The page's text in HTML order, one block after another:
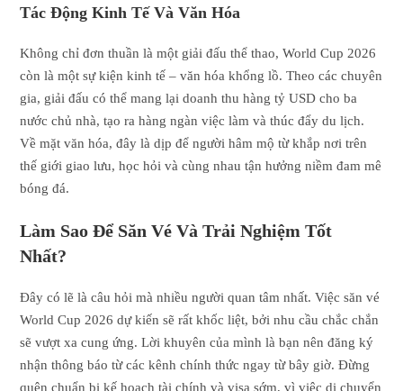
Tác Động Kinh Tế Và Văn Hóa
Không chỉ đơn thuần là một giải đấu thể thao, World Cup 2026
còn là một sự kiện kinh tế – văn hóa khổng lồ. Theo các chuyên
gia, giải đấu có thể mang lại doanh thu hàng tỷ USD cho ba
nước chủ nhà, tạo ra hàng ngàn việc làm và thúc đẩy du lịch.
Về mặt văn hóa, đây là dịp để người hâm mộ từ khắp nơi trên
thế giới giao lưu, học hỏi và cùng nhau tận hưởng niềm đam mê
bóng đá.
Làm Sao Để Săn Vé Và Trải Nghiệm Tốt
Nhất?
Đây có lẽ là câu hỏi mà nhiều người quan tâm nhất. Việc săn vé
World Cup 2026 dự kiến sẽ rất khốc liệt, bởi nhu cầu chắc chắn
sẽ vượt xa cung ứng. Lời khuyên của mình là bạn nên đăng ký
nhận thông báo từ các kênh chính thức ngay từ bây giờ. Đừng
quên chuẩn bị kế hoạch tài chính và visa sớm, vì việc di chuyển